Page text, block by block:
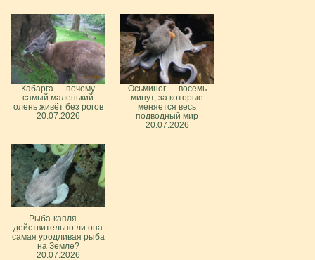
Кабарга — почему
самый маленький
олень живёт без рогов
20.07.2026
Осьминог — восемь
минут, за которые
меняется весь
подводный мир
20.07.2026
Рыба-капля —
действительно ли она
самая уродливая рыба
на Земле?
20.07.2026